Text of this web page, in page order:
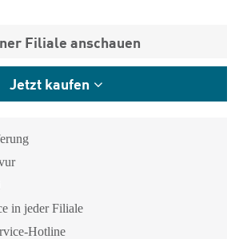
Filiale anschauen
Jetzt kaufen
in jeder Filiale
Hotline